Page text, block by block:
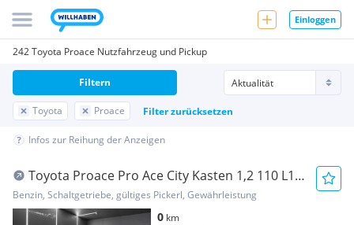
Einloggen
242 Toyota Proace Nutzfahrzeug und Pickup
Toyota Proace Filter zurücksetzen
Filtern
Infos zur Reihung der Anzeigen
Toyota Proace Pro Ace City Kasten 1,2 110 L1
ProWork Transporter / Kastenwagen
Benzin, Schaltgetriebe, gültiges Pickerl, Gewährleistung
0 km